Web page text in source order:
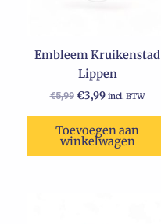
Embleem Kruikenstad
Lippen
€5,99 €3,99 incl. BTW
Toevoegen aan
winkelwagen